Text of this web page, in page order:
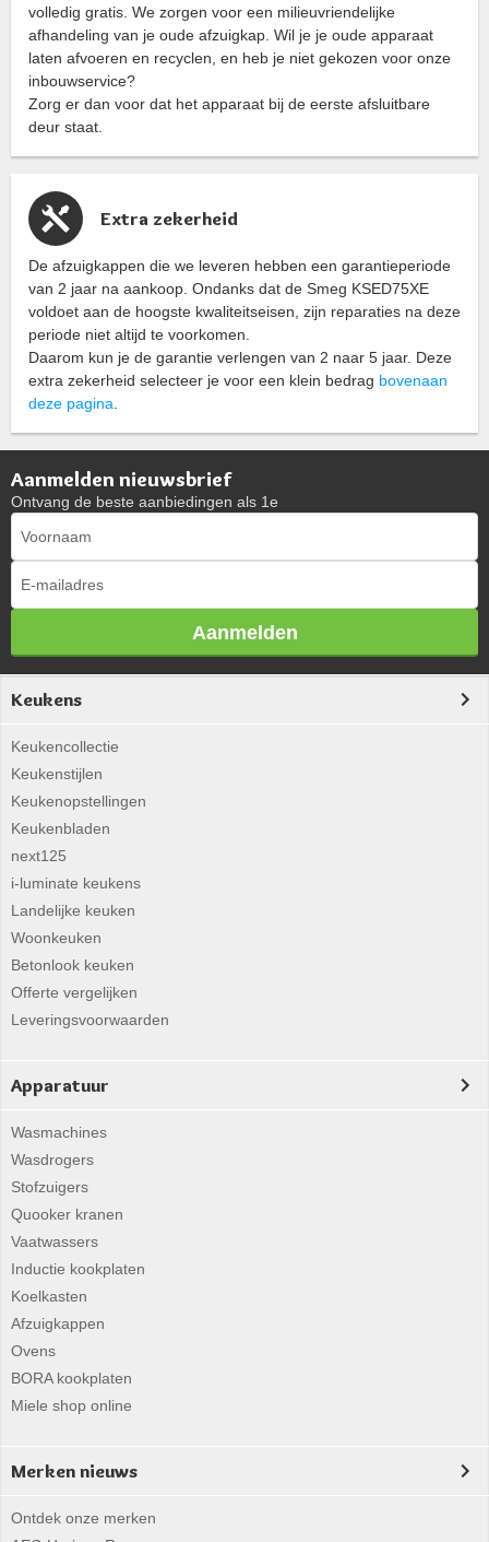
volledig gratis. We zorgen voor een milieuvriendelijke
afhandeling van je oude afzuigkap. Wil je je oude apparaat
laten afvoeren en recyclen, en heb je niet gekozen voor onze
inbouwservice?
Zorg er dan voor dat het apparaat bij de eerste afsluitbare
deur staat.
Extra zekerheid
De afzuigkappen die we leveren hebben een garantieperiode
van 2 jaar na aankoop. Ondanks dat de Smeg KSED75XE
voldoet aan de hoogste kwaliteitseisen, zijn reparaties na deze
periode niet altijd te voorkomen.
Daarom kun je de garantie verlengen van 2 naar 5 jaar. Deze
extra zekerheid selecteer je voor een klein bedrag bovenaan
deze pagina.
Aanmelden nieuwsbrief
Ontvang de beste aanbiedingen als 1e
Aanmelden
Keukens
Keukencollectie
Keukenstijlen
Keukenopstellingen
Keukenbladen
next125
i-luminate keukens
Landelijke keuken
Woonkeuken
Betonlook keuken
Offerte vergelijken
Leveringsvoorwaarden
Apparatuur
Wasmachines
Wasdrogers
Stofzuigers
Quooker kranen
Vaatwassers
Inductie kookplaten
Koelkasten
Afzuigkappen
Ovens
BORA kookplaten
Miele shop online
Merken nieuws
Ontdek onze merken